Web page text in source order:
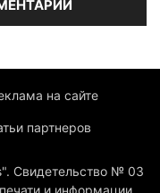
на сайте
партнеров
Свидетельство № 03
и информации